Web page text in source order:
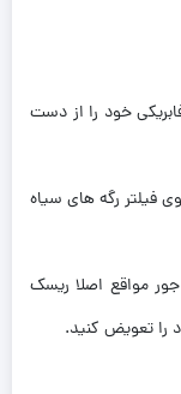
خود را از دست
فیلتر رگه های سیاه
مواقع اصلا ریسک
را تعویض کنید.